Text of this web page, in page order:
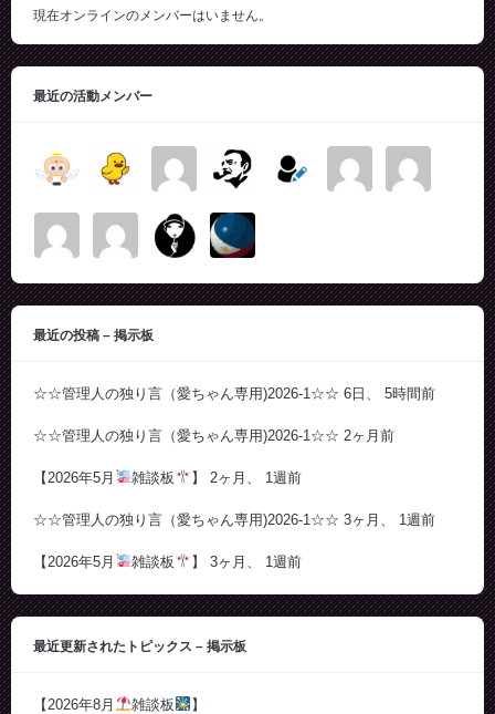
現在オンラインのメンバーはいません。
最近の活動メンバー
最近の投稿 – 掲示板
☆☆管理人の独り言（愛ちゃん専用)2026-1☆☆ 6日、 5時間前
☆☆管理人の独り言（愛ちゃん専用)2026-1☆☆ 2ヶ月前
【2026年5月 雑談板 】 2ヶ月、 1週前
☆☆管理人の独り言（愛ちゃん専用)2026-1☆☆ 3ヶ月、 1週前
【2026年5月 雑談板 】 3ヶ月、 1週前
最近更新されたトピックス – 掲示板
【2026年8月 雑談板 】